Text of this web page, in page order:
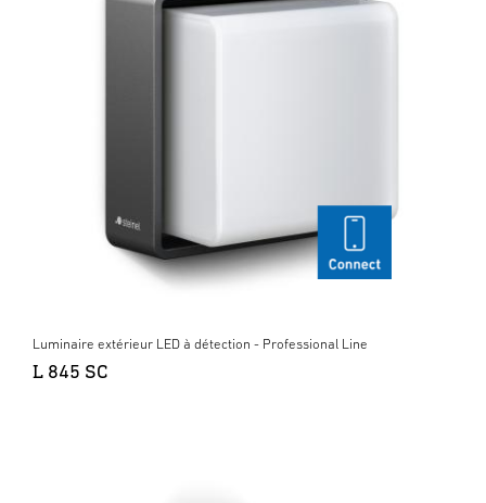
Luminaire extérieur LED à détection - Professional Line
L 845 SC